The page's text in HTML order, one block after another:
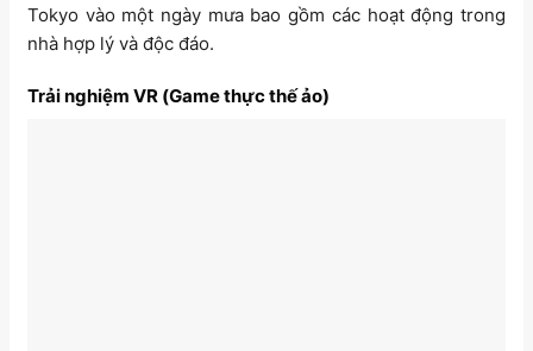
Tokyo vào một ngày mưa bao gồm các hoạt động trong
nhà hợp lý và độc đáo.
Trải nghiệm VR (Game thực thế ảo)